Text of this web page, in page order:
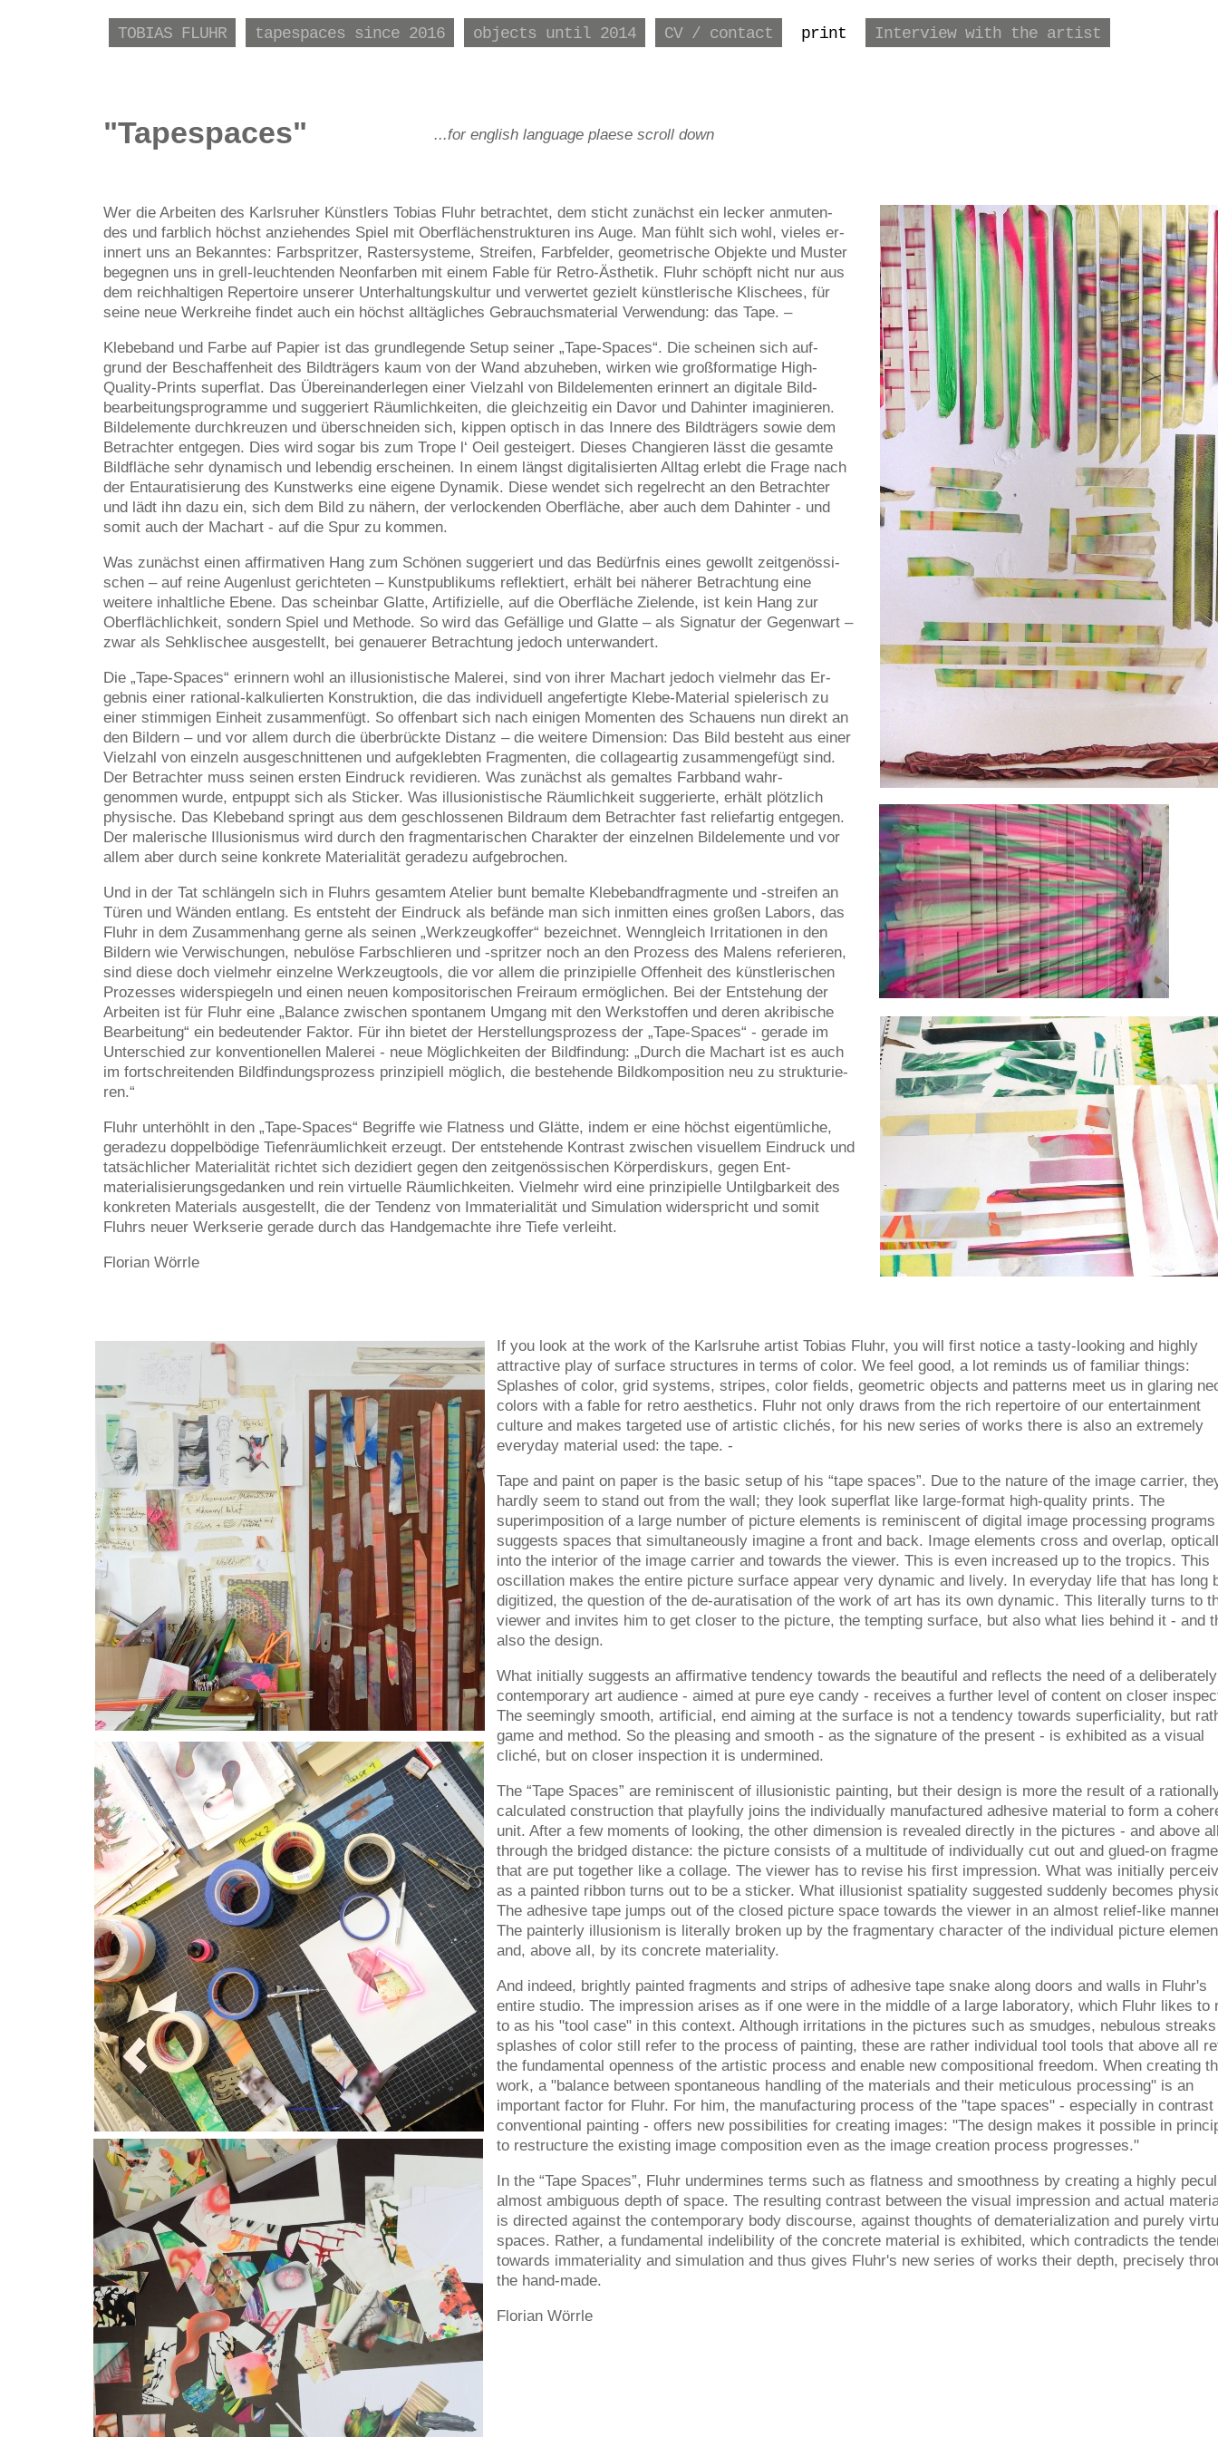
TOBIAS FLUHR tapespaces since 2016 objects until 2014 CV / contact print Interview with the artist
If you look at the work of the Karlsruhe artist Tobias Fluhr, you will first notice a tasty-looking and highly
attractive play of surface structures in terms of color. We feel good, a lot reminds us of familiar things:
Splashes of color, grid systems, stripes, color fields, geometric objects and patterns meet us in glaring
colors with a fable for retro aesthetics. Fluhr not only draws from the rich repertoire of our entertainment
culture and makes targeted use of artistic clichés, for his new series of works there is also an extremely
everyday material used: the tape. -
Tape and paint on paper is the basic setup of his “tape spaces”. Due to the nature of the image carrier,
hardly seem to stand out from the wall; they look superflat like large-format high-quality prints. The
superimposition of a large number of picture elements is reminiscent of digital image processing programs
suggests spaces that simultaneously imagine a front and back. Image elements cross and overlap,
into the interior of the image carrier and towards the viewer. This is even increased up to the tropics. This
oscillation makes the entire picture surface appear very dynamic and lively. In everyday life that has long
digitized, the question of the de-auratisation of the work of art has its own dynamic. This literally turns to
viewer and invites him to get closer to the picture, the tempting surface, but also what lies behind it - and
also the design.
What initially suggests an affirmative tendency towards the beautiful and reflects the need of a deliberately
contemporary art audience - aimed at pure eye candy - receives a further level of content on closer
The seemingly smooth, artificial, end aiming at the surface is not a tendency towards superficiality, but
game and method. So the pleasing and smooth - as the signature of the present - is exhibited as a visual
cliché, but on closer inspection it is undermined.
The “Tape Spaces” are reminiscent of illusionistic painting, but their design is more the result of a
calculated construction that playfully joins the individually manufactured adhesive material to form a
unit. After a few moments of looking, the other dimension is revealed directly in the pictures - and above
through the bridged distance: the picture consists of a multitude of individually cut out and glued-on
that are put together like a collage. The viewer has to revise his first impression. What was initially
as a painted ribbon turns out to be a sticker. What illusionist spatiality suggested suddenly becomes
The adhesive tape jumps out of the closed picture space towards the viewer in an almost relief-like
The painterly illusionism is literally broken up by the fragmentary character of the individual picture
and, above all, by its concrete materiality.
And indeed, brightly painted fragments and strips of adhesive tape snake along doors and walls in Fluhr's
entire studio. The impression arises as if one were in the middle of a large laboratory, which Fluhr likes to
to as his "tool case" in this context. Although irritations in the pictures such as smudges, nebulous
splashes of color still refer to the process of painting, these are rather individual tool tools that above all
the fundamental openness of the artistic process and enable new compositional freedom. When creating
work, a "balance between spontaneous handling of the materials and their meticulous processing" is an
important factor for Fluhr. For him, the manufacturing process of the "tape spaces" - especially in contrast
conventional painting - offers new possibilities for creating images: "The design makes it possible in
to restructure the existing image composition even as the image creation process progresses."
In the “Tape Spaces”, Fluhr undermines terms such as flatness and smoothness by creating a highly
almost ambiguous depth of space. The resulting contrast between the visual impression and actual
is directed against the contemporary body discourse, against thoughts of dematerialization and purely
spaces. Rather, a fundamental indelibility of the concrete material is exhibited, which contradicts the
towards immateriality and simulation and thus gives Fluhr's new series of works their depth, precisely
the hand-made.
Florian Wörrle
...for english language plaese scroll down
"Tapespaces"
Wer die Arbeiten des Karlsruher Künstlers Tobias Fluhr betrachtet, dem sticht zunächst ein lecker anmuten-
des und farblich höchst anziehendes Spiel mit Oberflächenstrukturen ins Auge. Man fühlt sich wohl, vieles er-
innert uns an Bekanntes: Farbspritzer, Rastersysteme, Streifen, Farbfelder, geometrische Objekte und Muster
begegnen uns in grell-leuchtenden Neonfarben mit einem Fable für Retro-Ästhetik. Fluhr schöpft nicht nur aus
dem reichhaltigen Repertoire unserer Unterhaltungskultur und verwertet gezielt künstlerische Klischees, für
seine neue Werkreihe findet auch ein höchst alltägliches Gebrauchsmaterial Verwendung: das Tape. –
Klebeband und Farbe auf Papier ist das grundlegende Setup seiner „Tape-Spaces“. Die scheinen sich auf-
grund der Beschaffenheit des Bildträgers kaum von der Wand abzuheben, wirken wie großformatige High-
Quality-Prints superflat. Das Übereinanderlegen einer Vielzahl von Bildelementen erinnert an digitale Bild-
bearbeitungsprogramme und suggeriert Räumlichkeiten, die gleichzeitig ein Davor und Dahinter imaginieren.
Bildelemente durchkreuzen und überschneiden sich, kippen optisch in das Innere des Bildträgers sowie dem
Betrachter entgegen. Dies wird sogar bis zum Trope l‘ Oeil gesteigert. Dieses Changieren lässt die gesamte
Bildfläche sehr dynamisch und lebendig erscheinen. In einem längst digitalisierten Alltag erlebt die Frage nach
der Entauratisierung des Kunstwerks eine eigene Dynamik. Diese wendet sich regelrecht an den Betrachter
und lädt ihn dazu ein, sich dem Bild zu nähern, der verlockenden Oberfläche, aber auch dem Dahinter - und
somit auch der Machart - auf die Spur zu kommen.
Was zunächst einen affirmativen Hang zum Schönen suggeriert und das Bedürfnis eines gewollt zeitgenössi-
schen – auf reine Augenlust gerichteten – Kunstpublikums reflektiert, erhält bei näherer Betrachtung eine
weitere inhaltliche Ebene. Das scheinbar Glatte, Artifizielle, auf die Oberfläche Zielende, ist kein Hang zur
Oberflächlichkeit, sondern Spiel und Methode. So wird das Gefällige und Glatte – als Signatur der Gegenwart –
zwar als Sehklischee ausgestellt, bei genauerer Betrachtung jedoch unterwandert.
Die „Tape-Spaces“ erinnern wohl an illusionistische Malerei, sind von ihrer Machart jedoch vielmehr das Er-
gebnis einer rational-kalkulierten Konstruktion, die das individuell angefertigte Klebe-Material spielerisch zu
einer stimmigen Einheit zusammenfügt. So offenbart sich nach einigen Momenten des Schauens nun direkt an
den Bildern – und vor allem durch die überbrückte Distanz – die weitere Dimension: Das Bild besteht aus einer
Vielzahl von einzeln ausgeschnittenen und aufgeklebten Fragmenten, die collageartig zusammengefügt sind.
Der Betrachter muss seinen ersten Eindruck revidieren. Was zunächst als gemaltes Farbband wahr-
genommen wurde, entpuppt sich als Sticker. Was illusionistische Räumlichkeit suggerierte, erhält plötzlich
physische. Das Klebeband springt aus dem geschlossenen Bildraum dem Betrachter fast reliefartig entgegen.
Der malerische Illusionismus wird durch den fragmentarischen Charakter der einzelnen Bildelemente und vor
allem aber durch seine konkrete Materialität geradezu aufgebrochen.
Und in der Tat schlängeln sich in Fluhrs gesamtem Atelier bunt bemalte Klebebandfragmente und -streifen an
Türen und Wänden entlang. Es entsteht der Eindruck als befände man sich inmitten eines großen Labors, das
Fluhr in dem Zusammenhang gerne als seinen „Werkzeugkoffer“ bezeichnet. Wenngleich Irritationen in den
Bildern wie Verwischungen, nebulöse Farbschlieren und -spritzer noch an den Prozess des Malens referieren,
sind diese doch vielmehr einzelne Werkzeugtools, die vor allem die prinzipielle Offenheit des künstlerischen
Prozesses widerspiegeln und einen neuen kompositorischen Freiraum ermöglichen. Bei der Entstehung der
Arbeiten ist für Fluhr eine „Balance zwischen spontanem Umgang mit den Werkstoffen und deren akribische
Bearbeitung“ ein bedeutender Faktor. Für ihn bietet der Herstellungsprozess der „Tape-Spaces“ - gerade im
Unterschied zur konventionellen Malerei - neue Möglichkeiten der Bildfindung: „Durch die Machart ist es auch
im fortschreitenden Bildfindungsprozess prinzipiell möglich, die bestehende Bildkomposition neu zu strukturie-
ren.“
Fluhr unterhöhlt in den „Tape-Spaces“ Begriffe wie Flatness und Glätte, indem er eine höchst eigentümliche,
geradezu doppelbödige Tiefenräumlichkeit erzeugt. Der entstehende Kontrast zwischen visuellem Eindruck und
tatsächlicher Materialität richtet sich dezidiert gegen den zeitgenössischen Körperdiskurs, gegen Ent-
materialisierungsgedanken und rein virtuelle Räumlichkeiten. Vielmehr wird eine prinzipielle Untilgbarkeit des
konkreten Materials ausgestellt, die der Tendenz von Immaterialität und Simulation widerspricht und somit
Fluhrs neuer Werkserie gerade durch das Handgemachte ihre Tiefe verleiht.
Florian Wörrle